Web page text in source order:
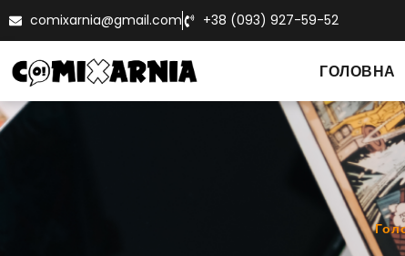
comixarnia@gmail.com +38 (093) 927-59-52
ГОЛОВНА